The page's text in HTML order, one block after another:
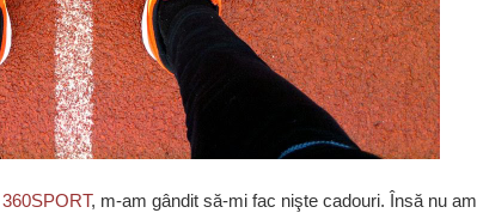
360SPORT, m-am gândit să-mi fac nişte cadouri. Însă nu am